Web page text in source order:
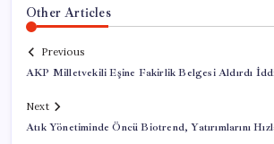
Other Articles
Previous
AKP Milletvekili Eşine Fakirlik Belgesi Aldırdı
Next
Atık Yönetiminde Öncü Biotrend, Yatırımlarını